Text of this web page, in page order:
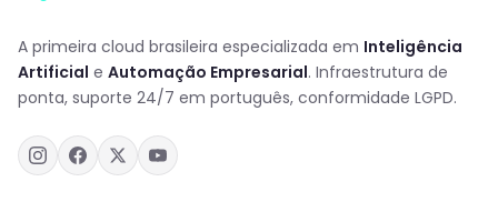
A primeira cloud brasileira especializada em Inteligência
Artificial e Automação Empresarial. Infraestrutura de
ponta, suporte 24/7 em português, conformidade LGPD.